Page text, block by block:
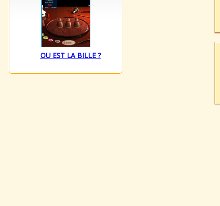
OU EST LA BILLE ?